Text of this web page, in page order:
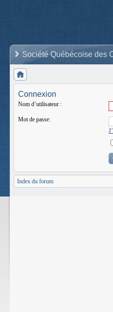
Société Québécoise des
Connexion
Nom d’utilisateur :
Mot de passe:
Index du forum